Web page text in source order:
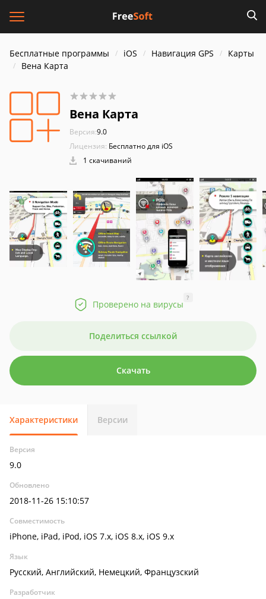
Бесплатные программы iOS Навигация GPS
Карты
Вена Карта
Вена Карта
Версия:9.0
Лицензия: Бесплатно для iOS
1 скачиваний
Проверено на вирусы
?
Поделиться ссылкой
Скачать
Характеристики Версии
Версия
9.0
Обновлено
2018-11-26 15:10:57
Совместимость
iPhone, iPad, iPod, iOS 7.x, iOS 8.x, iOS 9.x
Язык
Русский, Английский, Немецкий, Французский
Разработчик